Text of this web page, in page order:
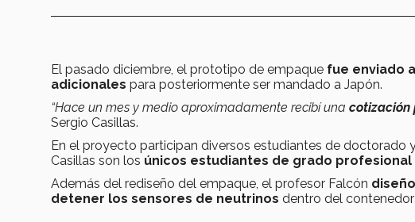
El pasado diciembre, el prototipo de empaque fue enviado
adicionales para posteriormente ser mandado a Japón.
“Hace un mes y medio aproximadamente recibí una cotización
Sergio Casillas.
En el proyecto participan diversos estudiantes de doctorado
Casillas son los únicos estudiantes de grado
Además del rediseño del empaque, el profesor Falcón
detener los sensores de neutrinos dentro del